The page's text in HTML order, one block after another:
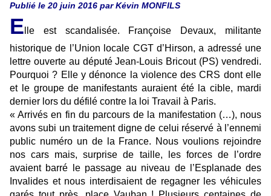
Publié le 20 juin 2016 par Kévin MONFILS
E lle est scandalisée. Françoise Devaux, militante
historique de l’Union locale CGT d’Hirson, a adressé une
lettre ouverte au député Jean-Louis Bricout (PS) vendredi.
Pourquoi ? Elle y dénonce la violence des CRS dont elle
et le groupe de manifestants auraient été la cible, mardi
dernier lors du défilé contre la loi Travail à Paris.
« Arrivés en fin du parcours de la manifestation (…), nous
avons subi un traitement digne de celui réservé à l’ennemi
public numéro un de la France. Nous voulions rejoindre
nos cars mais, surprise de taille, les forces de l’ordre
avaient barré le passage au niveau de l’Esplanade des
Invalides et nous interdisaient de regagner les véhicules